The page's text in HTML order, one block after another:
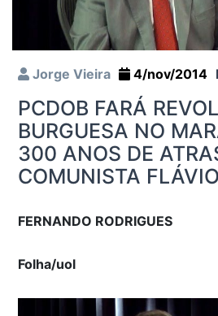
Jorge Vieira 4/nov/2014
PCDOB FARÁ
BURGUESA NO
300 ANOS DE
COMUNISTA
FERNANDO RODRIGUES
Folha/uol